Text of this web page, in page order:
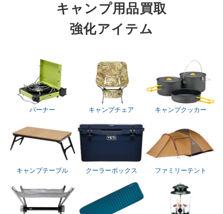
キャンプ用品買取
強化アイテム
バーナー キャンプチェア キャンプクッカー
キャンプテーブル クーラーボックス ファミリーテント